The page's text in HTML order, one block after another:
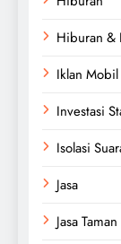
Hiburan &
Iklan Mobil
Investasi
Isolasi
Jasa
Jasa Taman